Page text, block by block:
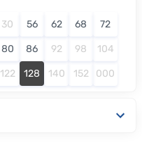
30 56 62 68 72
80 86 92 98 104
122 128 140 152 000